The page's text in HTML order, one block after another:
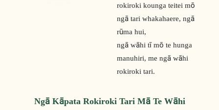
rokiroki kounga teitei mō
ngā tari whakahaere, ngā
rūma hui,
ngā wāhi tī mō te hunga
manuhiri, me ngā wāhi
rokiroki tari.
Ngā Kāpata Rokiroki Tari Mā Te Wāhi